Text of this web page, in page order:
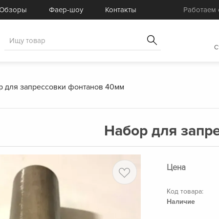
Фаер-шоу Контакты Работаем
Готовые комплекты
Товары для спецэффектов
Услуги
Распродажа
для запрессовки фонтанов 40мм
Набор для
Цена
Код товара:
Наличие